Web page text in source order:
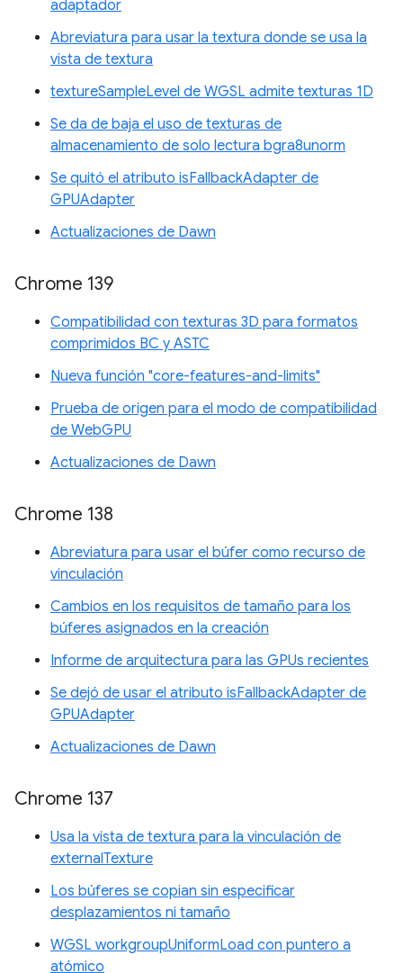
adaptador
Abreviatura para usar la textura donde se usa la
vista de textura
textureSampleLevel de WGSL admite texturas 1D
Se da de baja el uso de texturas de
almacenamiento de solo lectura bgra8unorm
Se quitó el atributo isFallbackAdapter de
GPUAdapter
Actualizaciones de Dawn
Chrome 139
Compatibilidad con texturas 3D para formatos
comprimidos BC y ASTC
Nueva función "core-features-and-limits"
Prueba de origen para el modo de compatibilidad
de WebGPU
Actualizaciones de Dawn
Chrome 138
Abreviatura para usar el búfer como recurso de
vinculación
Cambios en los requisitos de tamaño para los
búferes asignados en la creación
Informe de arquitectura para las GPUs recientes
Se dejó de usar el atributo isFallbackAdapter de
GPUAdapter
Actualizaciones de Dawn
Chrome 137
Usa la vista de textura para la vinculación de
externalTexture
Los búferes se copian sin especificar
desplazamientos ni tamaño
WGSL workgroupUniformLoad con puntero a
atómico